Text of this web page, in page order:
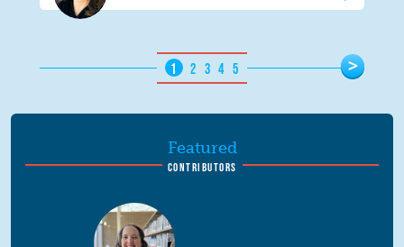
1 2 3 4 5 >
Featured
CONTRIBUTORS